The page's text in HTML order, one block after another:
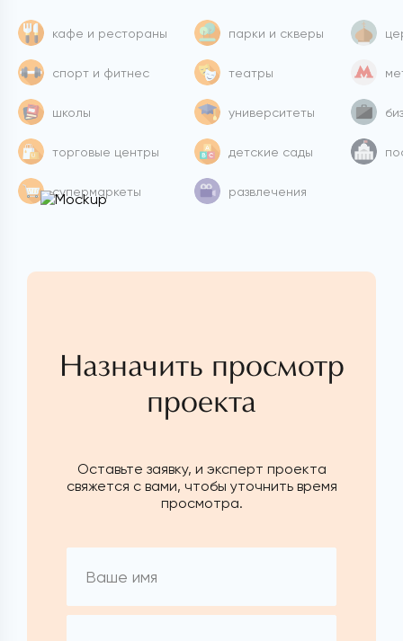
кафе и рестораны
спорт и фитнес
школы
торговые центры
супермаркеты
парки и скверы
театры
университеты
детские сады
развлечения
Назначить просмотр
проекта
Оставьте заявку, и эксперт проекта
свяжется с вами, чтобы уточнить время
просмотра.